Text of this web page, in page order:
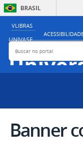
BRASIL
VLIBRAS
UNIVASF
São
MINISTÉRIO DA EDUCAÇÃO
Buscar no portal
Banner